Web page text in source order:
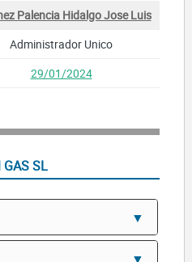
Palencia Hidalgo Jose Luis
Administrador Unico
29/01/2024
GAS SL